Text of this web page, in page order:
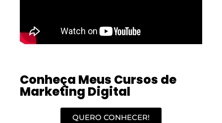
Conheça Meus Cursos de
Marketing Digital
QUERO CONHECER!